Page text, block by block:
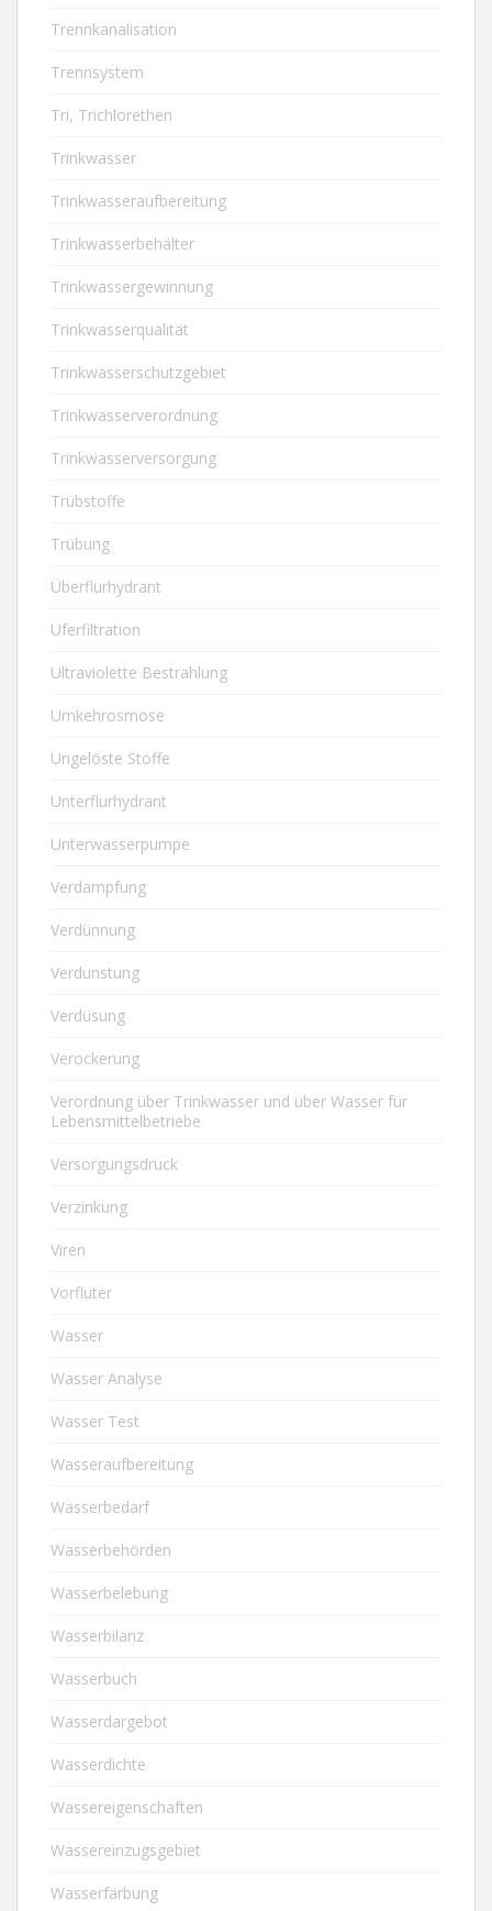
Trennkanalisation
Trennsystem
Tri, Trichlorethen
Trinkwasser
Trinkwasseraufbereitung
Trinkwasserbehälter
Trinkwassergewinnung
Trinkwasserqualität
Trinkwasserschutzgebiet
Trinkwasserverordnung
Trinkwasserversorgung
Trübstoffe
Trübung
Überflurhydrant
Uferfiltration
Ultraviolette Bestrahlung
Umkehrosmose
Ungelöste Stoffe
Unterflurhydrant
Unterwasserpumpe
Verdampfung
Verdünnung
Verdunstung
Verdüsung
Verockerung
Verordnung über Trinkwasser und über Wasser für
Lebensmittelbetriebe
Versorgungsdruck
Verzinkung
Viren
Vorfluter
Wasser
Wasser Analyse
Wasser Test
Wasseraufbereitung
Wasserbedarf
Wasserbehörden
Wasserbelebung
Wasserbilanz
Wasserbuch
Wasserdargebot
Wasserdichte
Wassereigenschaften
Wassereinzugsgebiet
Wasserfärbung